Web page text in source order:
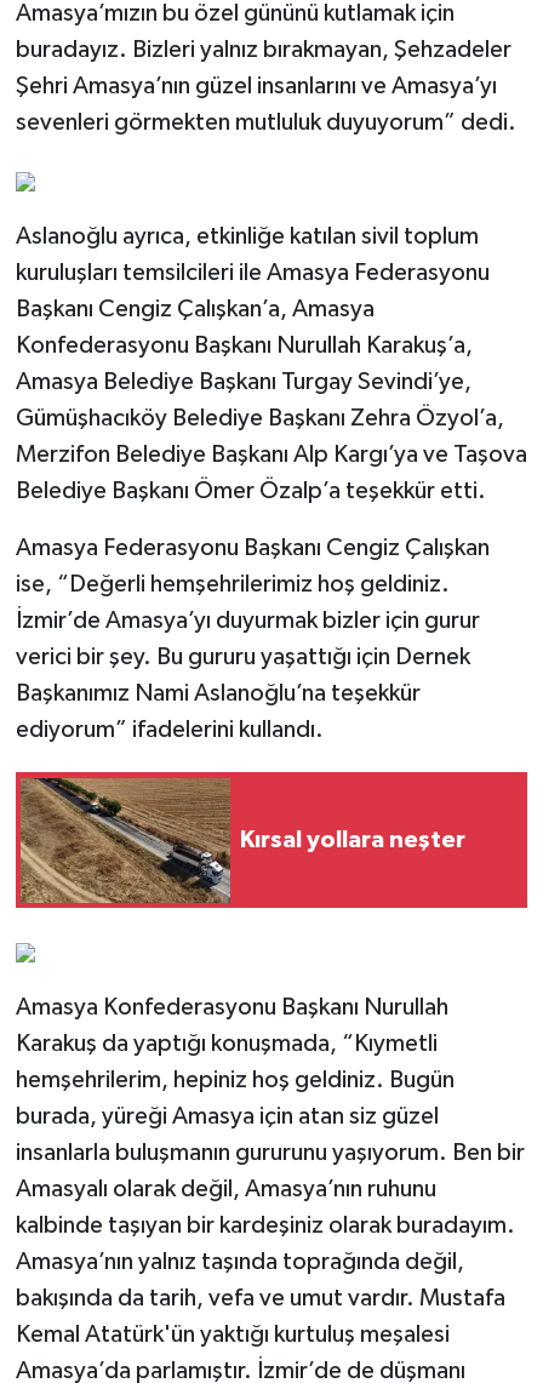
Amasya’mızın bu özel gününü kutlamak için
buradayız. Bizleri yalnız bırakmayan, Şehzadeler
Şehri Amasya’nın güzel insanlarını ve Amasya’yı
sevenleri görmekten mutluluk duyuyorum” dedi.
Aslanoğlu ayrıca, etkinliğe katılan sivil toplum
kuruluşları temsilcileri ile Amasya Federasyonu
Başkanı Cengiz Çalışkan’a, Amasya
Konfederasyonu Başkanı Nurullah Karakuş’a,
Amasya Belediye Başkanı Turgay Sevindi’ye,
Gümüşhacıköy Belediye Başkanı Zehra Özyol’a,
Merzifon Belediye Başkanı Alp Kargı’ya ve Taşova
Belediye Başkanı Ömer Özalp’a teşekkür etti.
Amasya Federasyonu Başkanı Cengiz Çalışkan
ise, “Değerli hemşehrilerimiz hoş geldiniz.
İzmir’de Amasya’yı duyurmak bizler için gurur
verici bir şey. Bu gururu yaşattığı için Dernek
Başkanımız Nami Aslanoğlu’na teşekkür
ediyorum” ifadelerini kullandı.
Kırsal yollara neşter
Amasya Konfederasyonu Başkanı Nurullah
Karakuş da yaptığı konuşmada, “Kıymetli
hemşehrilerim, hepiniz hoş geldiniz. Bugün
burada, yüreği Amasya için atan siz güzel
insanlarla buluşmanın gururunu yaşıyorum. Ben bir
Amasyalı olarak değil, Amasya’nın ruhunu
kalbinde taşıyan bir kardeşiniz olarak buradayım.
Amasya’nın yalnız taşında toprağında değil,
bakışında da tarih, vefa ve umut vardır. Mustafa
Kemal Atatürk'ün yaktığı kurtuluş meşalesi
Amasya’da parlamıştır. İzmir’de de düşmanı